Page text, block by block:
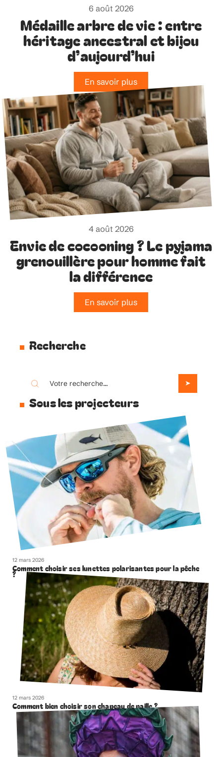
6 août 2026
Médaille arbre de vie : entre
héritage ancestral et bijou
d’aujourd’hui
En savoir plus
4 août 2026
Envie de cocooning ? Le pyjama
grenouillère pour homme fait
la différence
En savoir plus
Recherche
Sous les projecteurs
12 mars 2026
Comment choisir ses lunettes polarisantes pour la pêche
?
12 mars 2026
Comment bien choisir son chapeau de paille ?